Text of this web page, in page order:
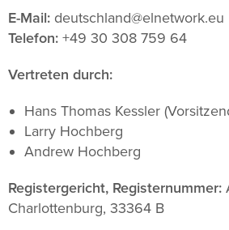
E-Mail: deutschland@elnetwork.eu
Telefon: +49 30 308 759 64
Vertreten durch:
Hans Thomas Kessler
Larry Hochberg
Andrew Hochberg
Registergericht, Registernummer:
Charlottenburg, 33364 B